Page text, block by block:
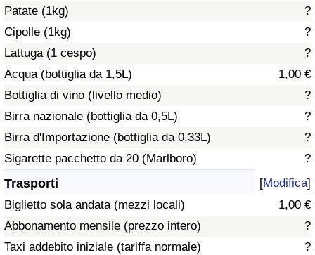
Patate (1kg)
?
Cipolle (1kg)
?
Lattuga (1 cespo)
?
Acqua (bottiglia da 1,5L)
1,00 €
Bottiglia di vino (livello medio)
?
Birra nazionale (bottiglia da 0,5L)
?
Birra d'Importazione (bottiglia da 0,33L)
?
Sigarette pacchetto da 20 (Marlboro)
?
Trasporti [Modifica]
Biglietto sola andata (mezzi locali)
1,00 €
Abbonamento mensile (prezzo intero)
?
Taxi addebito iniziale (tariffa normale)
?
Indice di inquinamento
Indice dell’Inquinamento per Nazione
Traffico
Indice del Traffico
Indice del traffico (Corrente)
Indice del traffico per Nazione